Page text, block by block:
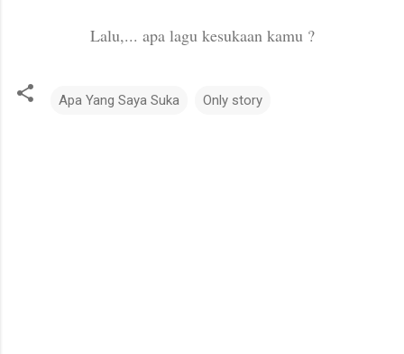
Lalu,... apa lagu kesukaan kamu ?
Apa Yang Saya Suka Only story